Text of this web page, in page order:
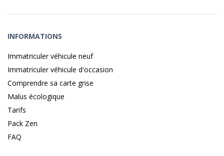
INFORMATIONS
Immatriculer véhicule neuf
Immatriculer véhicule d'occasion
Comprendre sa carte grise
Malus écologique
Tarifs
Pack Zen
FAQ